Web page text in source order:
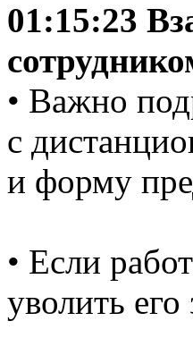
01:15:23
• Важно
с
и форму
• Если
уволить его